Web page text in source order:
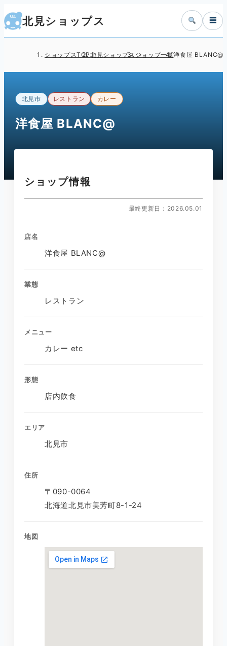
北見ショップス ☰
ショップスTOP北見ショップス ショップ一覧洋食屋 BLANC@
北見市 レストラン カレー
洋食屋 BLANC@
ショップ情報
最終更新日：2026.05.01
店名
洋食屋 BLANC@
業態
レストラン
メニュー
カレー etc
形態
店内飲食
エリア
北見市
住所
〒090-0064
北海道北見市美芳町8-1-24
地図